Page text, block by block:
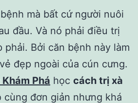
mà bất cứ người nuôi
đầu. Và nó phải điều trị
Bởi căn bệnh này làm
đẹp ngoài của cún cưng.
Phá học cách trị xà
cùng đơn giản nhưng khá